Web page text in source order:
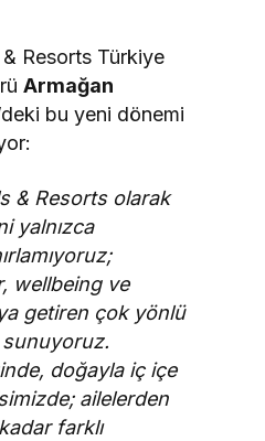
Resorts Türkiye
Armağan
bu yeni dönemi
& Resorts olarak
yalnızca
wellbeing ve
getiren çok yönlü
sunuyoruz.
doğayla iç içe
ailelerden
farklı